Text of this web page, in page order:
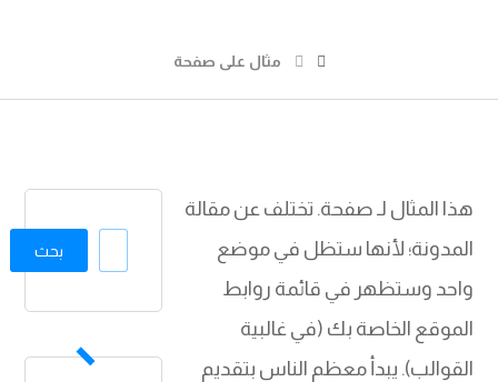
مثال على صفحة
هذا المثال لـ صفحة. تختلف عن مقالة
المدونة؛ لأنها ستظل في موضع
واحد وستظهر في قائمة روابط
الموقع الخاصة بك (في غالبية
القوالب). يبدأ معظم الناس بتقديم
بحث